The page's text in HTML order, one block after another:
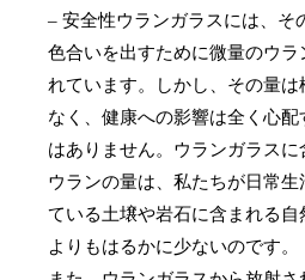
– 安全性ウランガラスには、そ
色合いを出すために微量のウラ
れています。しかし、その量は
なく、健康への影響は全く心配
はありません。ウランガラスに
ウランの量は、私たちが日常生
ている土壌や岩石に含まれる自
よりもはるかに少ないのです。